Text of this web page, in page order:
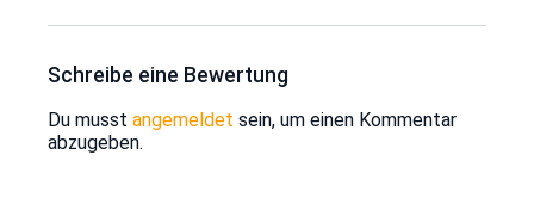
Schreibe eine Bewertung
Du musst angemeldet sein, um einen Kommentar
abzugeben.